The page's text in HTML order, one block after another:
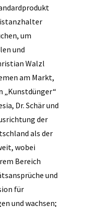
um
und
Walzl
am Markt,
„Kunstdünger“
Dr. Schär und
der
als der
wobei
Bereich
und
für
und wachsen;